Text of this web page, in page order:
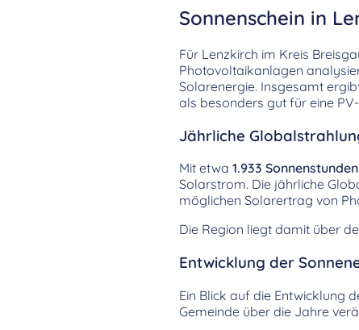
Sonnenschein in
Für Lenzkirch im Kreis
Photovoltaikanlagen
Solarenergie. Insgesamt
als besonders gut für eine
Jährliche
Mit etwa 1.933 Sonnenstunden
Solarstrom. Die jährliche
möglichen Solarertrag von
Die Region liegt damit über
Entwicklung der
Ein Blick auf die Entwicklung
Gemeinde über die Jahre